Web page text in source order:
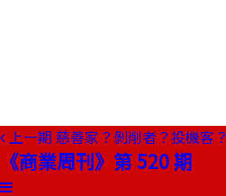
上一期 慈善家？剝削者？投機客？
《商業周刊》第 520 期